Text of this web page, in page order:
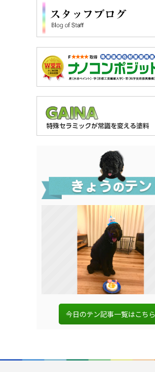
今日のテン記事一覧はこちら